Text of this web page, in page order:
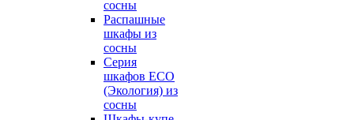
сосны
Распашные
шкафы из
сосны
Серия
шкафов ECO
(Экология) из
сосны